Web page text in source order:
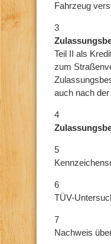
Fahrzeug
3
Teil II als
zum
auch nach
4
5
6
TÜV-
7
Nachweis